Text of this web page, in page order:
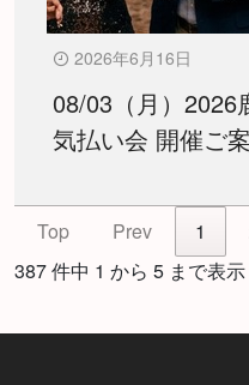
2026年6月16日
08/03（月）2026
気払い会 開催ご
Top Prev 1
387 件中 1 から 5 まで表示